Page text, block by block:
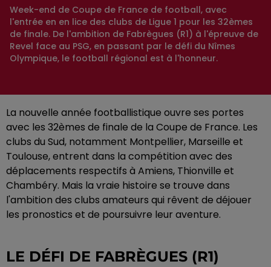
Week-end de Coupe de France de football, avec
l'entrée en en lice des clubs de Ligue 1 pour les 32èmes
de finale. De l'ambition de Fabrègues (R1) à l'épreuve de
Revel face au PSG, en passant par le défi du Nîmes
Olympique, le football régional est à l'honneur.
La nouvelle année footballistique ouvre ses portes
avec les 32èmes de finale de la Coupe de France. Les
clubs du Sud, notamment Montpellier, Marseille et
Toulouse, entrent dans la compétition avec des
déplacements respectifs à Amiens, Thionville et
Chambéry. Mais la vraie histoire se trouve dans
l'ambition des clubs amateurs qui rêvent de déjouer
les pronostics et de poursuivre leur aventure.
LE DÉFI DE FABRÈGUES (R1)